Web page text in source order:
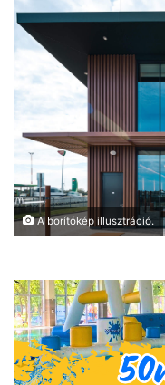
A borítókép illusztráció.